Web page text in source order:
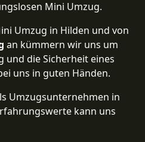
Mini Umzug.
Umzug in Hilden und von
an kümmern wir uns um
und die Sicherheit eines
uns in guten Händen.
Umzugsunternehmen in
kann uns